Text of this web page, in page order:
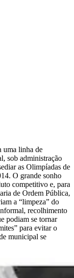
uma linha de
sob administração
as Olimpíadas de
O grande sonho
competitivo e, para
de Ordem Pública,
a “limpeza” do
recolhimento
podiam se tornar
para evitar o
municipal se